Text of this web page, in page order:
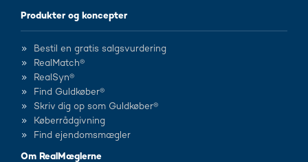
Produkter og koncepter
Bestil en gratis salgsvurdering
RealMatch®
RealSyn®
Find Guldkøber®
Skriv dig op som Guldkøber®
Køberrådgivning
Find ejendomsmægler
Om RealMæglerne